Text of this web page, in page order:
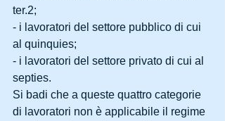
ter.2;
- i lavoratori del settore pubblico di cui
al quinquies;
- i lavoratori del settore privato di cui al
septies.
Si badi che a queste quattro categorie
di lavoratori non è applicabile il regime